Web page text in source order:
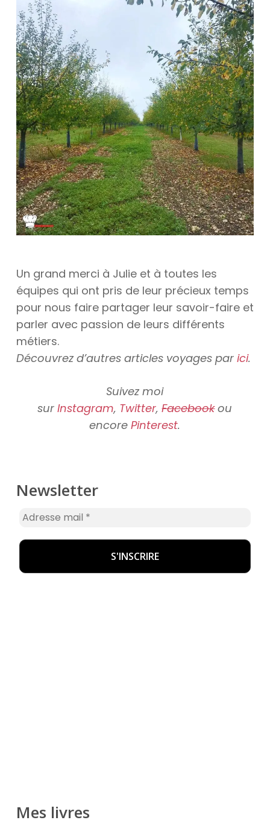
Un grand merci à Julie et à toutes les
équipes qui ont pris de leur précieux temps
pour nous faire partager leur savoir-faire et
parler avec passion de leurs différents
métiers.
Découvrez d’autres articles voyages par ici.
Suivez moi
surInstagram, Twitter,Facebookou
encorePinterest.
Newsletter
Mes livres